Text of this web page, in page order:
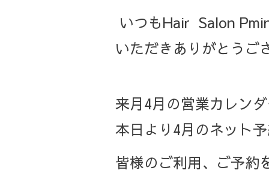
いつもHair Salon
いただきありがとうご
来月4月の営業カレン
本日より4月のネット
皆様のご利用、ご予約